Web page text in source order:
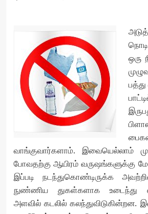
ஒரு
வாங்குவார்களாம். இவையெல்லாம்
போவதற்கு ஆயிரம் வருஷங்களுக்கு
இப்படி நடந்துகொண்டிருக்க
நுண்ணிய துகள்களாக உடைந்து
அளவில் கடலில் கலந்துவிடுகின்றன.